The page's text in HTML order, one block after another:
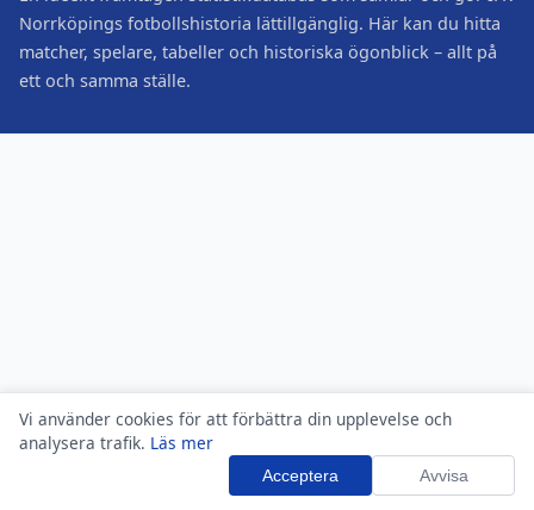
Vi använder cookies för att förbättra din upplevelse och
analysera trafik. Läs mer
Acceptera Avvisa
Norrköpings fotbollshistoria lättillgänglig. Här kan du hitta
matcher, spelare, tabeller och historiska ögonblick – allt på
ett och samma ställe.